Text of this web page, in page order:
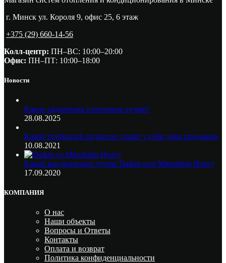
г. Минск ул. Короля 9, офис 25, 6 этаж
+375 (29) 660-14-56
Колл-центр: ПН–ВС: 10:00–20:00​
Офис: ПН–ПТ: 10:00–18:00
Новости
Какие радиаторы отопления лучше?
28.08.2025
Какой трубчатый радиатор ставят у себя дома продавцы
10.08.2021
Какой кондиционер лучше Daikin или Mitsubishi Heavy
17.09.2020
КОМПАНИЯ
О нас
Наши объекты
Вопросы и Ответы
Контакты
Оплата и возврат
Политика конфиденциальности